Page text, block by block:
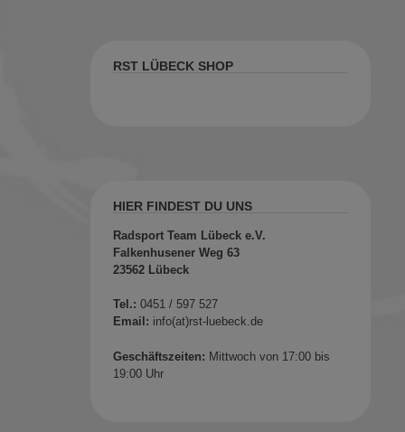
RST LÜBECK SHOP
HIER FINDEST DU UNS
Radsport Team Lübeck e.V.
Falkenhusener Weg 63
23562 Lübeck
Tel.: 0451 / 597 527
Email: info(at)rst-luebeck.de
Geschäftszeiten: Mittwoch von 17:00 bis
19:00 Uhr